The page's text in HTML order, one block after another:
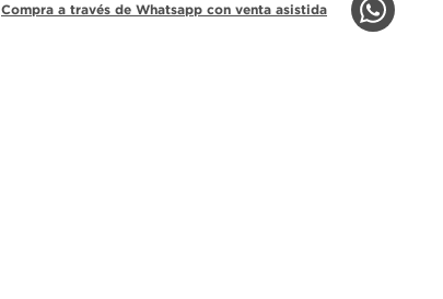
Compra a través de Whatsapp con venta asistida